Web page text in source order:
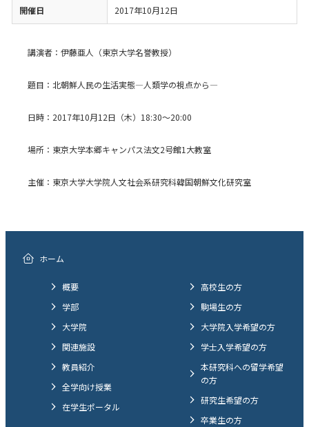
開催日 2017年10月12日
講演者：伊藤亜人（東京大学名誉教授）
題目：北朝鮮人民の生活実態―人類学の視点から―
日時：2017年10月12日（木）18:30～20:00
場所：東京大学本郷キャンパス法文2号館1大教室
主催：東京大学大学院人文社会系研究科韓国朝鮮文化研究室
ホーム
概要
学部
大学院
関連施設
教員紹介
全学向け授業
在学生ポータル
高校生の方
駒場生の方
大学院入学希望の方
学士入学希望の方
本研究科への留学希望
の方
研究生希望の方
卒業生の方